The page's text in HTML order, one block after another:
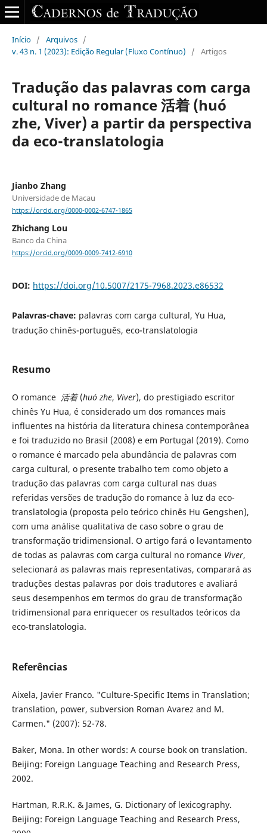
Início / Arquivos /
v. 43 n. 1 (2023): Edição Regular (Fluxo Contínuo)
/ Artigos
Tradução das palavras com carga
cultural no romance 活着 (huó
zhe, Viver) a partir da perspectiva
da eco-translatologia
Jianbo Zhang
Universidade de Macau
https://orcid.org/0000-0002-6747-1865
Zhichang Lou
Banco da China
https://orcid.org/0009-0009-7412-6910
DOI: https://doi.org/10.5007/2175-7968.2023.e86532
Palavras-chave: palavras com carga cultural, Yu Hua,
tradução chinês-português, eco-translatologia
Resumo
O romance 活着(huó zhe, Viver), do prestigiado escritor
chinês Yu Hua, é considerado um dos romances mais
influentes na história da literatura chinesa contemporânea
e foi traduzido no Brasil (2008) e em Portugal (2019). Como
o romance é marcado pela abundância de palavras com
carga cultural, o presente trabalho tem como objeto a
tradução das palavras com carga cultural nas duas
referidas versões de tradução do romance à luz da eco-
translatologia (proposta pelo teórico chinês Hu Gengshen),
com uma análise qualitativa de caso sobre o grau de
transformação tridimensional. O artigo fará o levantamento
de todas as palavras com carga cultural no romance Viver,
selecionará as palavras mais representativas, comparará as
traduções destas palavras por dois tradutores e avaliará
seus desempenhos em termos do grau de transformação
tridimensional para enriquecer os resultados teóricos da
eco-translatologia.
Referências
Aixela, Javier Franco. "Culture-Specific Items in Translation;
translation, power, subversion Roman Avarez and M.
Carmen." (2007): 52-78.
Baker, Mona. In other words: A course book on translation.
Beijing: Foreign Language Teaching and Research Press,
2002.
Hartman, R.R.K. & James, G. Dictionary of lexicography.
Beijing: Foreign Language Teaching and Research Press,